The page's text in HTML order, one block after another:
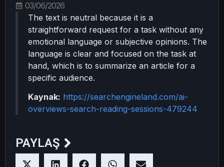
03/06/2026
The text is neutral because it is a
straightforward request for a task without any
emotional language or subjective opinions. The
language is clear and focused on the task at
hand, which is to summarize an article for a
specific audience.
Kaynak: https://searchengineland.com/ai-
overviews-search-reading-sessions-479244
PAYLAŞ